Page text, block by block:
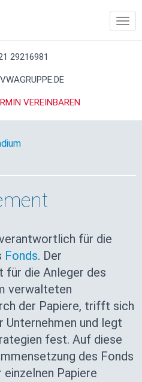
29216981
VEREINBAREN
für die
Fonds. Der
für die Anleger des
verwalteten
der Papiere, trifft sich
Unternehmen und legt
fest. Auf diese
des Fonds
einzelnen Papiere